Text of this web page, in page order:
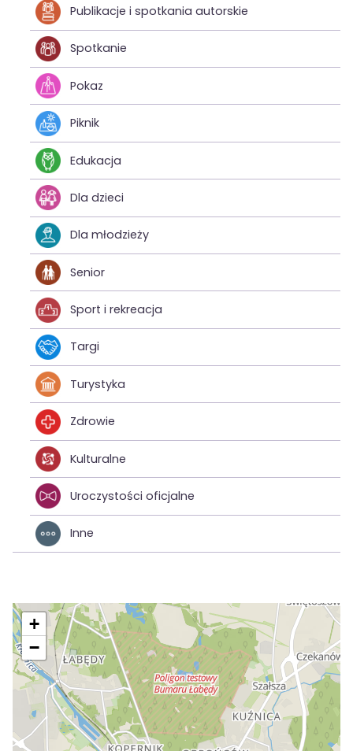
Publikacje i spotkania autorskie
Spotkanie
Pokaz
Piknik
Edukacja
Dla dzieci
Dla młodzieży
Senior
Sport i rekreacja
Targi
Turystyka
Zdrowie
Kulturalne
Uroczystości oficjalne
Inne
+
−